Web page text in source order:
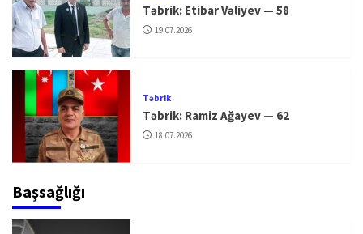
Təbrik: Etibar Vəliyev — 58
19.07.2026
Təbrik
Təbrik: Ramiz Ağayev — 62
18.07.2026
Başsağlığı